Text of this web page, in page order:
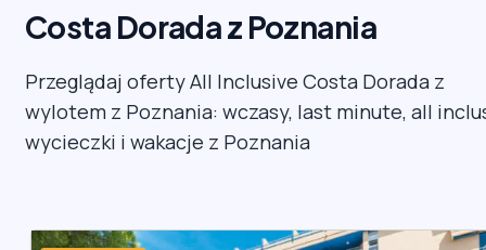
Costa Dorada z Poznania
Przeglądaj oferty All Inclusive Costa Dorada z
wylotem z Poznania: wczasy, last minute, all
wycieczki i wakacje z Poznania